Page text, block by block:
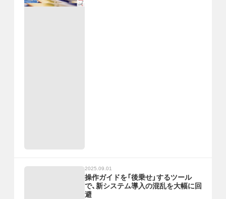
2025.09.01
操作ガイドを「後乗せ」するツール
で、新システム導入の混乱を大幅に回
避